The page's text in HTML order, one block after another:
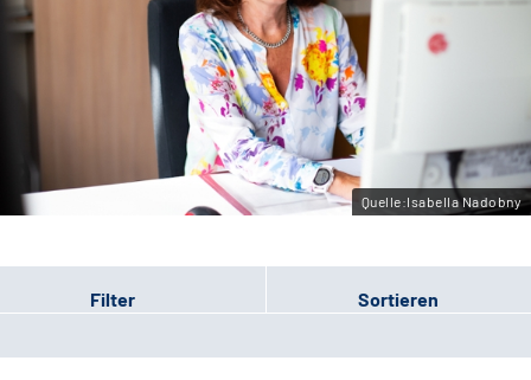
Erweiterte Suche
Gebärdensprache
Leichte Sprache
Quelle:Isabella Nadobny
Filter Sortieren